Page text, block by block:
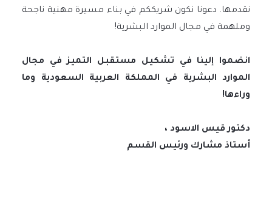
نقدمها. دعونا نكون شريككم في بناء مسيرة مهنية ناجحة
وملهمة في مجال الموارد البشرية!
انضموا إلينا في تشكيل مستقبل التميز في مجال
الموارد البشرية في المملكة العربية السعودية وما
وراءها!
دكتور قيس الاسود ،
أستاذ مشارك ورئيس القسم